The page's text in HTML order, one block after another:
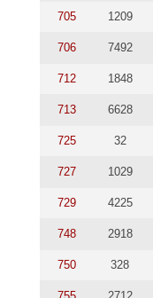
705 1209
706 7492
712 1848
713 6628
725 32
727 1029
729 4225
748 2918
750 328